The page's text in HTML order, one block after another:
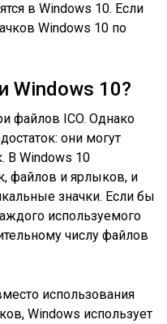
в Windows 10. Если
Windows 10 по
Windows 10?
файлов ICO. Однако
они могут
В Windows 10
файлов и ярлыков, и
значки. Если бы
используемого
числу файлов
использования
Windows использует